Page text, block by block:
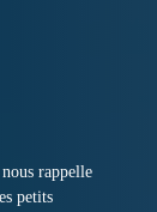
rappelle
petits